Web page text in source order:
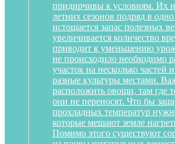
придирчивы к условиям. Их
летних сезонов подряд в
истощается запас полезных
увеличивается количество
приводит к уменьшению
не происходило необходимо
участок на несколько частей
разные культуры местами.
расположить овощи, там где
они не переносят. Что бы
прохладных температур
которые мешают земле
Помимо этого существуют